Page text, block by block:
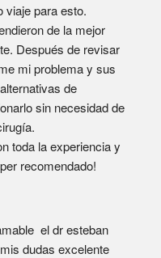
viaje para esto.
de la mejor
Después de revisar
mi problema y sus
de
sin necesidad de
toda la experiencia y
recomendado!
el dr esteban
dudas excelente